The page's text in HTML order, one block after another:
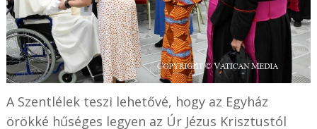
A Szentlélek teszi lehetővé, hogy az Egyház
örökké hűséges legyen az Úr Jézus Krisztustól